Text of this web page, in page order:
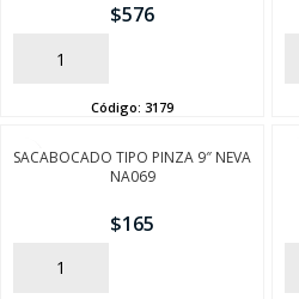
$576
AÑADIR
Código: 3179
SACABOCADO TIPO PINZA 9″ NEVA
NA069
$165
AÑADIR